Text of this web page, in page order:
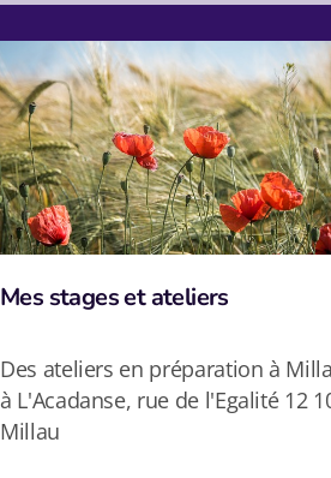
Mes stages et ateliers
Des ateliers en préparation à
à L'Acadanse, rue de l'Egalité 12
Millau